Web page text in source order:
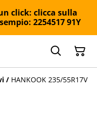
click: clicca sulla
2254517 91Y
/ HANKOOK 235/55R17V